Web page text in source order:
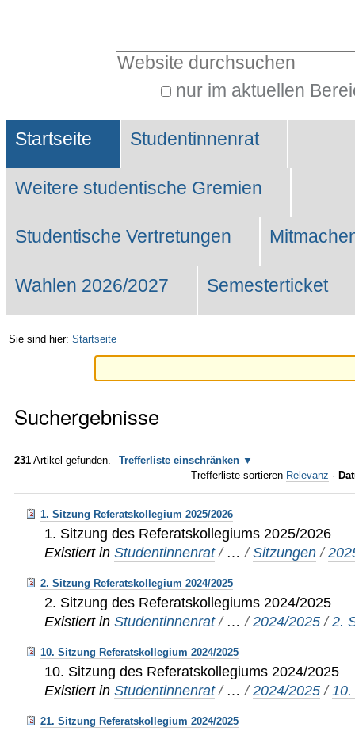
Website durchsuchen
nur im aktuellen
Suche…
Sektionen
Startseite Studentinnenrat
Weitere studentische Gremien
Studentische Vertretungen
Wahlen 2026/2027 Semesterticket
Sie sind hier: Startseite
Suchergebnisse
231 Artikel gefunden.
Trefferliste einschränken
Trefferliste sortieren Relevanz ·
1. Sitzung Referatskollegium 2025/2026
1. Sitzung des Referatskollegiums 2025/2026
Existiert in Studentinnenrat / …/Sitzungen /
2. Sitzung Referatskollegium 2024/2025
2. Sitzung des Referatskollegiums 2024/2025
Existiert in Studentinnenrat / …/2024/2025 /2.
10. Sitzung Referatskollegium 2024/2025
10. Sitzung des Referatskollegiums 2024/2025
Existiert in Studentinnenrat / …/2024/2025 /
21. Sitzung Referatskollegium 2024/2025